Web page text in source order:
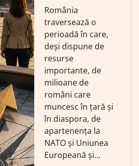
România
traversează o
perioadă în care,
deși dispune de
resurse
importante, de
milioane de
români care
muncesc în țară și
în diaspora, de
apartenența la
NATO și Uniunea
Europeană și…